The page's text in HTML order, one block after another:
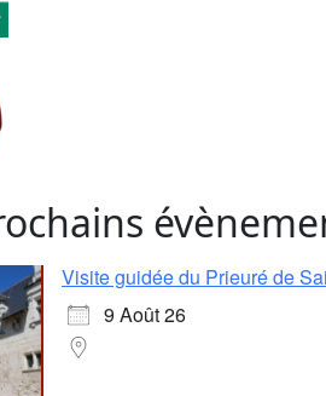
Visite guidée du Prieuré de
9 Août 26